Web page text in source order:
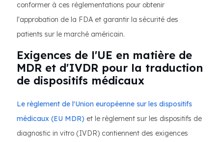
conformer à ces réglementations pour obtenir
l'approbation de la FDA et garantir la sécurité des
patients sur le marché américain.
Exigences de l'UE en matière de
MDR et d'IVDR pour la traduction
de dispositifs médicaux
Le règlement de l'Union européenne sur les dispositifs
médicaux (EU MDR) et le règlement sur les dispositifs de
diagnostic in vitro (IVDR) contiennent des exigences